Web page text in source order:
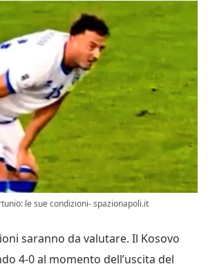
le sue condizioni- spazionapoli.it
saranno da valutare. Il Kosovo
4-0 al momento dell’uscita del